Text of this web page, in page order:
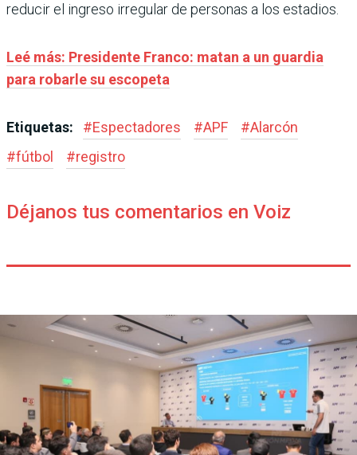
reducir el ingreso irregular de personas a los estadios.
Leé más: Presidente Franco: matan a un guardia
para robarle su escopeta
Etiquetas: #Espectadores #APF #Alarcón
#fútbol #registro
Déjanos tus comentarios en Voiz